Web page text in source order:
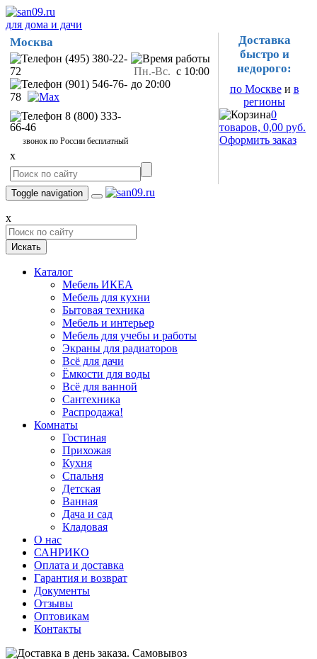
для дома и дачи
Москва
(495) 380-22-
72
(901) 546-76-
78
8 (800) 333-
66-46
звонок по России бесплатный
Пн.-Вс. с 10:00
до 20:00
x
Доставка
быстро и
недорого:
по Москвеи в
регионы
0
товаров, 0,00 руб.
Оформить заказ
Toggle navigation
x
Искать
Каталог
Мебель ИКЕА
Мебель для кухни
Бытовая техника
Мебель и интерьер
Мебель для учебы и работы
Экраны для радиаторов
Всё для дачи
Ёмкости для воды
Всё для ванной
Сантехника
Распродажа!
Комнаты
Гостиная
Прихожая
Кухня
Спальня
Детская
Ванная
Дача и сад
Кладовая
О нас
САНРИКО
Оплата и доставка
Гарантия и возврат
Документы
Отзывы
Оптовикам
Контакты